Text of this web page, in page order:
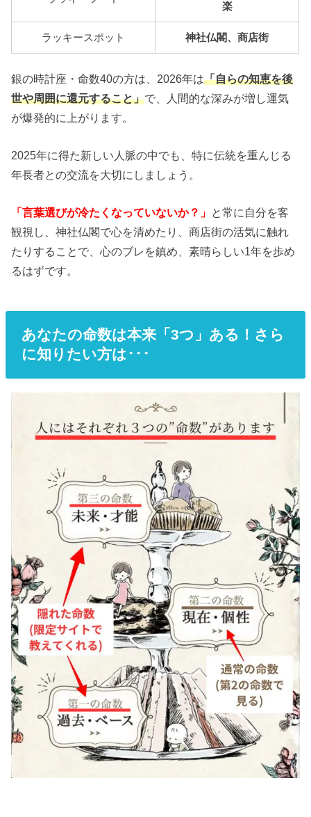
楽
ラッキースポット 神社仏閣、商店街
銀の時計座・命数40の方は、2026年は「自らの知恵を後
世や周囲に還元すること」で、人間的な深みが増し運気
が爆発的に上がります。
2025年に得た新しい人脈の中でも、特に伝統を重んじる
年長者との交流を大切にしましょう。
「言葉選びが冷たくなっていないか？」 と常に自分を客
観視し、神社仏閣で心を清めたり、商店街の活気に触れ
たりすることで、心のブレを鎮め、素晴らしい1年を歩め
るはずです。
あなたの命数は本来「3つ」ある！さら
に知りたい方は･･･